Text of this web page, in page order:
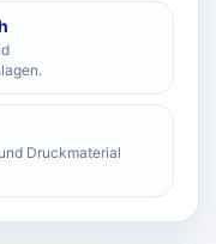
Druckmaterial